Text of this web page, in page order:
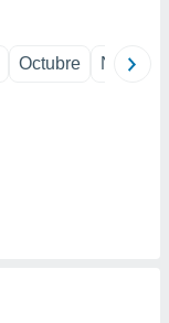
Octubre